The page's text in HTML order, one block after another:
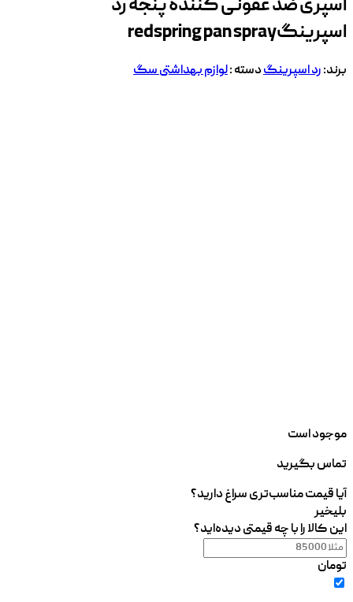
اسپری ضد عفونی کننده پنجه رد
اسپرینگredspring pan spray
برند:رد اسپرینگدسته :لوازم بهداشتی سگ
موجود است
تماس بگیرید
آیا قیمت مناسب‌تری سراغ دارید؟
بلیخیر
این کالا را با چه قیمتی دیده‌اید؟
تومان